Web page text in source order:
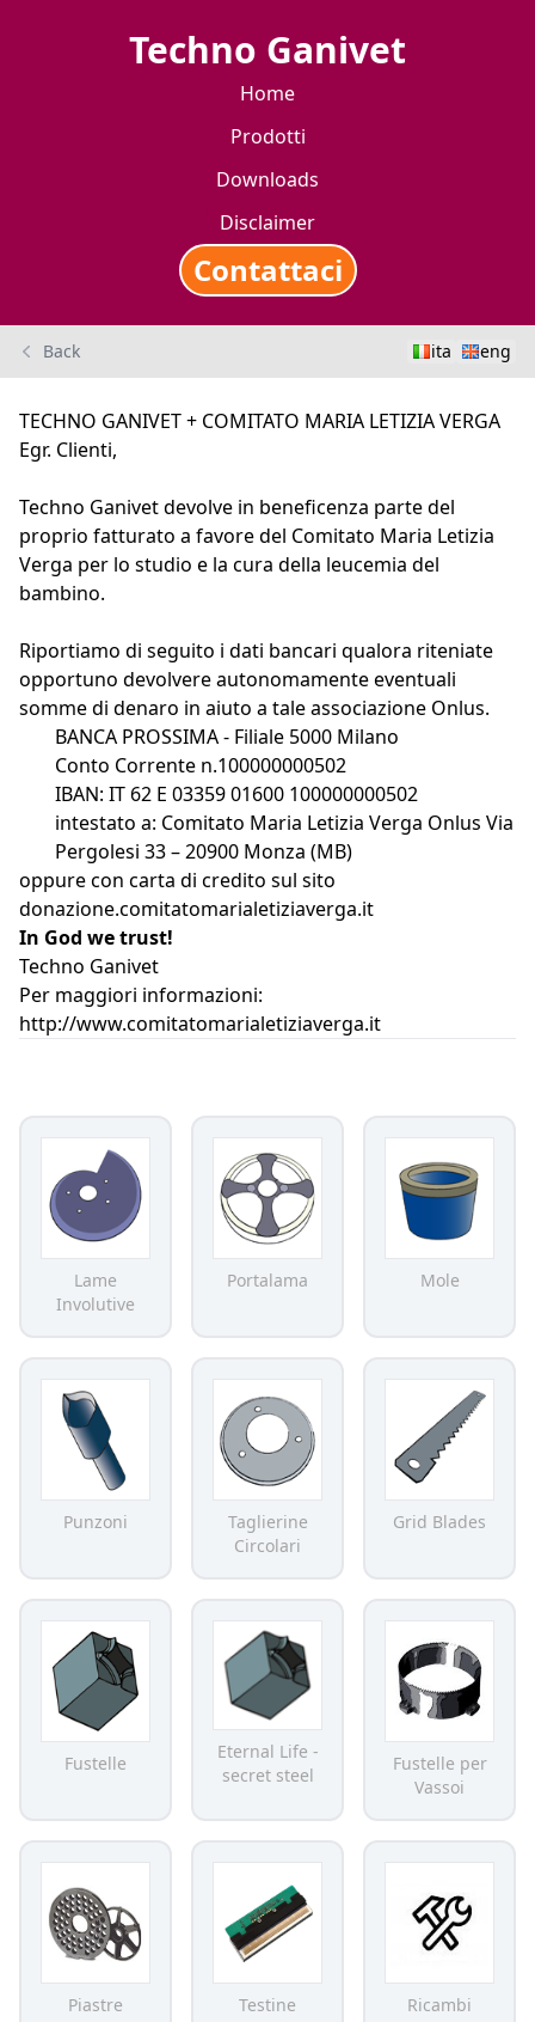
Techno Ganivet
Home
Prodotti
Downloads
Disclaimer
Contattaci
Back ita eng
TECHNO GANIVET + COMITATO MARIA LETIZIA VERGA
Egr. Clienti,
Techno Ganivet devolve in beneficenza parte del
proprio fatturato a favore del Comitato Maria Letizia
Verga per lo studio e la cura della leucemia del
bambino.
Riportiamo di seguito i dati bancari qualora riteniate
opportuno devolvere autonomamente eventuali
somme di denaro in aiuto a tale associazione Onlus.
BANCA PROSSIMA - Filiale 5000 Milano
Conto Corrente n.100000000502
IBAN: IT 62 E 03359 01600 100000000502
intestato a: Comitato Maria Letizia Verga Onlus Via
Pergolesi 33 – 20900 Monza (MB)
oppure con carta di credito sul sito
donazione.comitatomarialetiziaverga.it
In God we trust!
Techno Ganivet
Per maggiori informazioni:
http://www.comitatomarialetiziaverga.it
Lame
Involutive
Portalama Mole
Punzoni
Taglierine
Circolari
Grid Blades
Fustelle
Eternal Life -
secret steel
Fustelle per
Vassoi
Piastre
Testine
Ricambi